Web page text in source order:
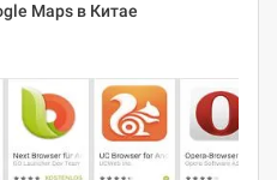
Maps в Китае